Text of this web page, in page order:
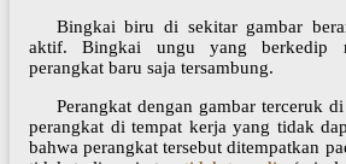
Bingkai biru di sekitar gambar
aktif. Bingkai ungu yang berkedip
perangkat baru saja tersambung.
Perangkat dengan gambar terceruk
perangkat di tempat kerja yang tidak
bahwa perangkat tersebut ditempatkan